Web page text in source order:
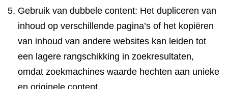
Gebruik van dubbele content: Het dupliceren van
inhoud op verschillende pagina’s of het kopiëren
van inhoud van andere websites kan leiden tot
een lagere rangschikking in zoekresultaten,
omdat zoekmachines waarde hechten aan unieke
en originele content.